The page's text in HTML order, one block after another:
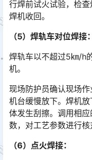
行焊前试火试验，检
焊机收回。󠅅󠅃󠄵󠅂󠄪󠇖󠆨󠆨󠇕󠆞󠆒󠅬󠇘󠆭󠆘󠇙󠆝󠅵󠇗󠆭󠆁󠄐󠇗󠅹󠅸󠇖󠆍󠅳󠇖󠅹󠅰󠇖󠆌󠅹
（5）焊轨车对位焊接：
焊轨车以不超过5㎞/h
机。
现场防护员确认现场
机台缓慢放下。焊机
体发生刮擦。调用相
数，对工艺参数进行核
（6）点火焊接：